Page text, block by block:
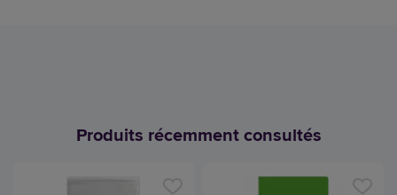
Produits récemment consultés